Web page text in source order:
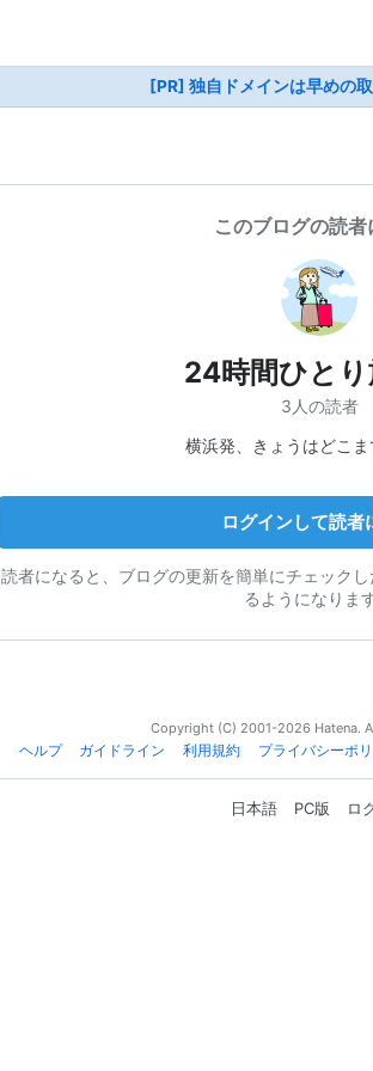
[PR] 独自ドメインは早めの
このブログの読者
24時間ひと
3人の読者
横浜発、きょうはどこま
ログインして読者
読者になると、ブログの更新を簡単にチェック
るようになります
Copyright (C) 2001-2026 Hatena.
ヘルプ
ガイドライン 利用規約 プライバシーポ
日本語 PC版 ロ